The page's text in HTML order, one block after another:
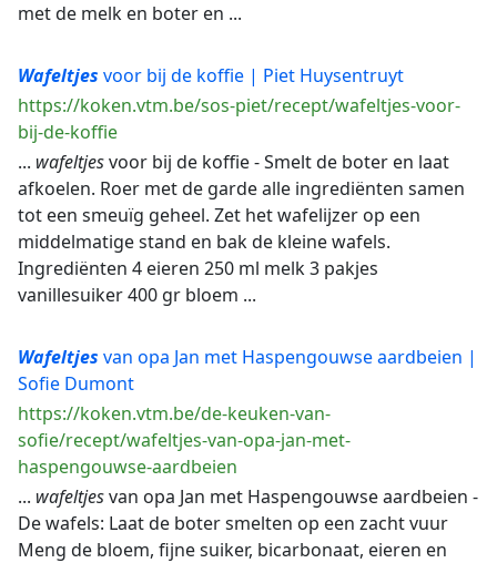
met de melk en boter en ...
Wafeltjes voor bij de koffie | Piet Huysentruyt
https://koken.vtm.be/sos-piet/recept/wafeltjes-voor-
bij-de-koffie
... wafeltjesvoor bij de koffie - Smelt de boter en laat
afkoelen. Roer met de garde alle ingrediënten samen
tot een smeuïg geheel. Zet het wafelijzer op een
middelmatige stand en bak de kleine wafels.
Ingrediënten 4 eieren 250 ml melk 3 pakjes
vanillesuiker 400 gr bloem ...
Wafeltjes van opa Jan met Haspengouwse aardbeien |
Sofie Dumont
https://koken.vtm.be/de-keuken-van-
sofie/recept/wafeltjes-van-opa-jan-met-
haspengouwse-aardbeien
... wafeltjesvan opa Jan met Haspengouwse aardbeien -
De wafels: Laat de boter smelten op een zacht vuur
Meng de bloem, fijne suiker, bicarbonaat, eieren en